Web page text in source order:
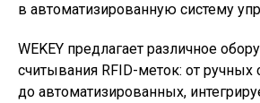
в автоматизированную систему
WEKEY предлагает различное
считывания RFID-меток: от ручных
до автоматизированных,